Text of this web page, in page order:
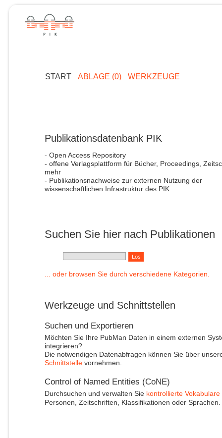
START ABLAGE (0) WERKZEUGE
Publikationsdatenbank PIK
- Open Access Repository
- offene Verlagsplattform für Bücher, Proceedings,
mehr
- Publikationsnachweise zur externen Nutzung der
wissenschaftlichen Infrastruktur des PIK
Suchen Sie hier nach Publikationen
... oder browsen Sie durch verschiedene Kategorien.
Werkzeuge und Schnittstellen
Suchen und Exportieren
Möchten Sie Ihre PubMan Daten in einem externen
integrieren?
Die notwendigen Datenabfragen können Sie über
Schnittstellevornehmen.
Control of Named Entities (CoNE)
Durchsuchen und verwalten Sie kontrollierte Vokabulare
Personen, Zeitschriften, Klassifikationen oder Sprachen.